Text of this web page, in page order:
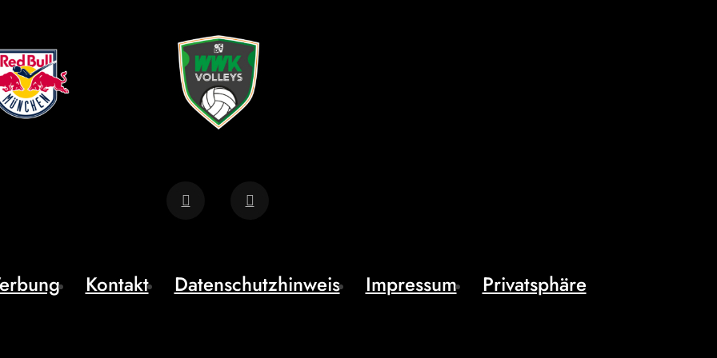
Kontakt Datenschutzhinweis Impressum Privatsphäre